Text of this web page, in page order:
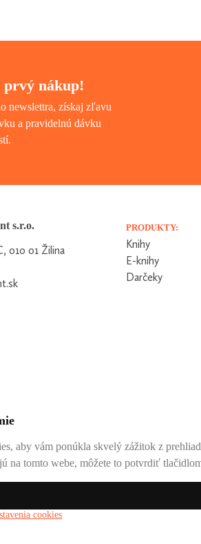
nákup!
newslettra, získaj zľavu
a pravidelnú dávku
s.r.o.
010 01 Žilina
PRODUKTY:
Knihy
E-knihy
Darčeky
aby vám ponúkla skvelý zážitok z
na tomto webe, môžete to potvrdiť
cookies